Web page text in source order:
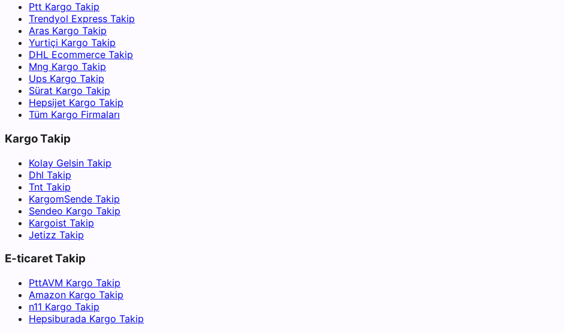
Ptt Kargo Takip
Trendyol Express Takip
Aras Kargo Takip
Yurtiçi Kargo Takip
DHL Ecommerce Takip
Mng Kargo Takip
Ups Kargo Takip
Sürat Kargo Takip
Hepsijet Kargo Takip
Tüm Kargo Firmaları
Kargo Takip
Kolay Gelsin Takip
Dhl Takip
Tnt Takip
KargomSende Takip
Sendeo Kargo Takip
Kargoist Takip
Jetizz Takip
E-ticaret Takip
PttAVM Kargo Takip
Amazon Kargo Takip
n11 Kargo Takip
Hepsiburada Kargo Takip